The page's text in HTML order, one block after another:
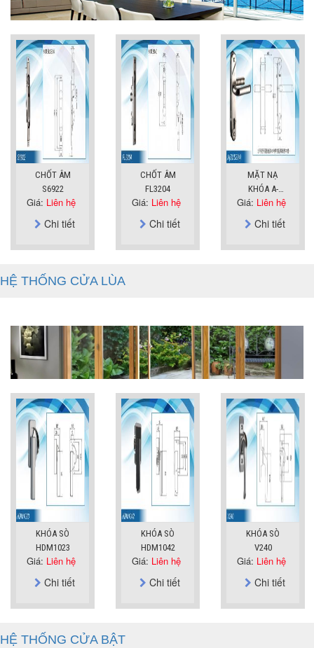
CHỐT ÂM
S6922
Giá: Liên hệ
Chi tiết
CHỐT ÂM
FL3204
Giá: Liên hệ
Chi tiết
MẶT NẠ
KHÓA A-
SUS304
Giá: Liên hệ
Chi tiết
HỆ THỐNG CỬA LÙA
KHÓA SÒ
HDM1023
Giá: Liên hệ
Chi tiết
KHÓA SÒ
HDM1042
Giá: Liên hệ
Chi tiết
KHÓA SÒ
V240
Giá: Liên hệ
Chi tiết
HỆ THỐNG CỬA BẬT